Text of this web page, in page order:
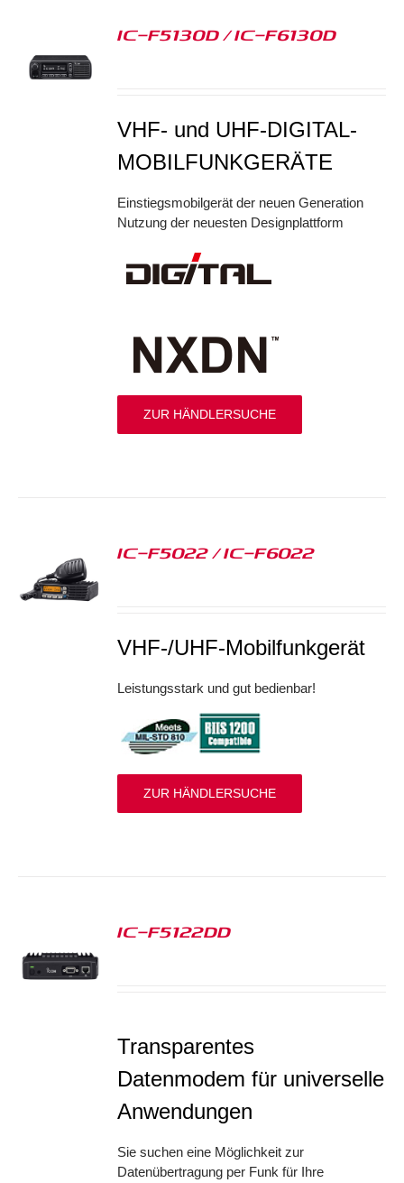
IC-F5130D / IC-F6130D
VHF- und UHF-DIGITAL-
MOBILFUNKGERÄTE
Einstiegsmobilgerät der neuen Generation
Nutzung der neuesten Designplattform
ZUR HÄNDLERSUCHE
IC-F5022 / IC-F6022
VHF-/UHF-Mobilfunkgerät
Leistungsstark und gut bedienbar!
ZUR HÄNDLERSUCHE
IC-F5122DD
Transparentes
Datenmodem für universelle
Anwendungen
Sie suchen eine Möglichkeit zur
Datenübertragung per Funk für Ihre